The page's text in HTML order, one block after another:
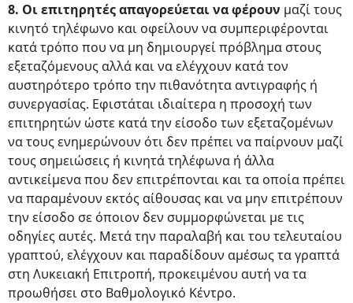
8. Οι επιτηρητές απαγορεύεται να φέρουν μαζί τους
κινητό τηλέφωνο και οφείλουν να συμπεριφέρονται
κατά τρόπο που να μη δημιουργεί πρόβλημα στους
εξεταζόμενους αλλά και να ελέγχουν κατά τον
αυστηρότερο τρόπο την πιθανότητα αντιγραφής ή
συνεργασίας. Εφιστάται ιδιαίτερα η προσοχή των
επιτηρητών ώστε κατά την είσοδο των εξεταζομένων
να τους ενημερώνουν ότι δεν πρέπει να παίρνουν μαζί
τους σημειώσεις ή κινητά τηλέφωνα ή άλλα
αντικείμενα που δεν επιτρέπονται και τα οποία πρέπει
να παραμένουν εκτός αίθουσας και να μην επιτρέπουν
την είσοδο σε όποιον δεν συμμορφώνεται με τις
οδηγίες αυτές. Μετά την παραλαβή και του τελευταίου
γραπτού, ελέγχουν και παραδίδουν αμέσως τα γραπτά
στη Λυκειακή Επιτροπή, προκειμένου αυτή να τα
προωθήσει στο Βαθμολογικό Κέντρο.